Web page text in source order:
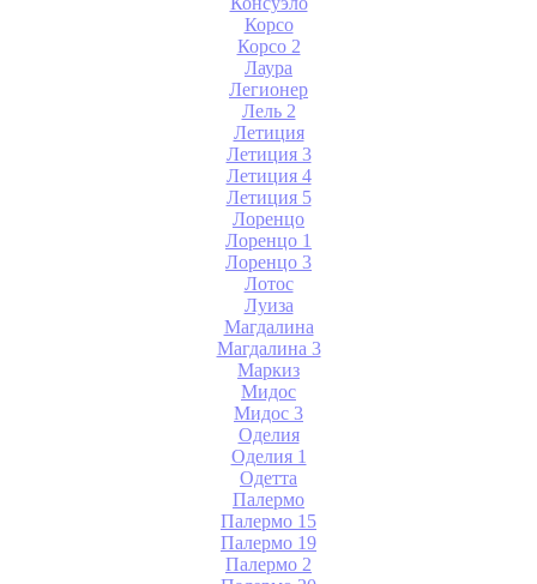
Корсо
Корсо 2
Лаура
Легионер
Лель 2
Летиция
Летиция 3
Летиция 4
Летиция 5
Лоренцо
Лоренцо 1
Лоренцо 3
Лотос
Луиза
Магдалина
Магдалина 3
Маркиз
Мидос
Мидос 3
Оделия
Оделия 1
Одетта
Палермо
Палермо 15
Палермо 19
Палермо 2